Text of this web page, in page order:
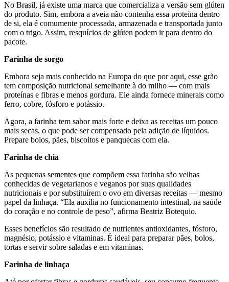
No Brasil, já existe uma marca que comercializa a versão sem glúten
do produto. Sim, embora a aveia não contenha essa proteína dentro
de si, ela é comumente processada, armazenada e transportada junto
com o trigo. Assim, resquícios de glúten podem ir para dentro do
pacote.
Farinha de sorgo
Embora seja mais conhecido na Europa do que por aqui, esse grão
tem composição nutricional semelhante à do milho — com mais
proteínas e fibras e menos gordura. Ele ainda fornece minerais como
ferro, cobre, fósforo e potássio.
Agora, a farinha tem sabor mais forte e deixa as receitas um pouco
mais secas, o que pode ser compensado pela adição de líquidos.
Prepare bolos, pães, biscoitos e panquecas com ela.
Farinha de chia
As pequenas sementes que compõem essa farinha são velhas
conhecidas de vegetarianos e veganos por suas qualidades
nutricionais e por substituírem o ovo em diversas receitas — mesmo
papel da linhaça. “Ela auxilia no funcionamento intestinal, na saúde
do coração e no controle de peso”, afirma Beatriz Botequio.
Esses benefícios são resultado de nutrientes antioxidantes, fósforo,
magnésio, potássio e vitaminas. É ideal para preparar pães, bolos,
tortas e servir sobre saladas e em vitaminas.
Farinha de linhaça